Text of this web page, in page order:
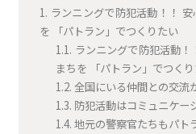
1. ランニングで防犯活動！！
を 「パトラン」でつくりたい
1.1. ランニングで防犯活動
まちを 「パトラン」でつく
1.2. 全国にいる仲間との交流
1.3. 防犯活動はコミュニケー
1.4. 地元の警察官たちもパト